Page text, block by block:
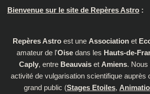
Bienvenue sur le site de Repères Astro :
Repères Astroest une Associationet
amateur de l'Oise dans les Hauts-de-
Caply, entre Beauvais et Amiens. Nous
activité de vulgarisation scientifique auprès
grand public (Stages Etoiles,